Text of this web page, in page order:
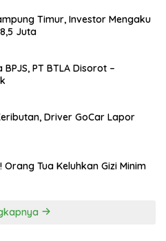
Timur, Investor Mengaku
Juta
PT BTLA Disorot –
Driver GoCar Lapor
Tua Keluhkan Gizi Minim